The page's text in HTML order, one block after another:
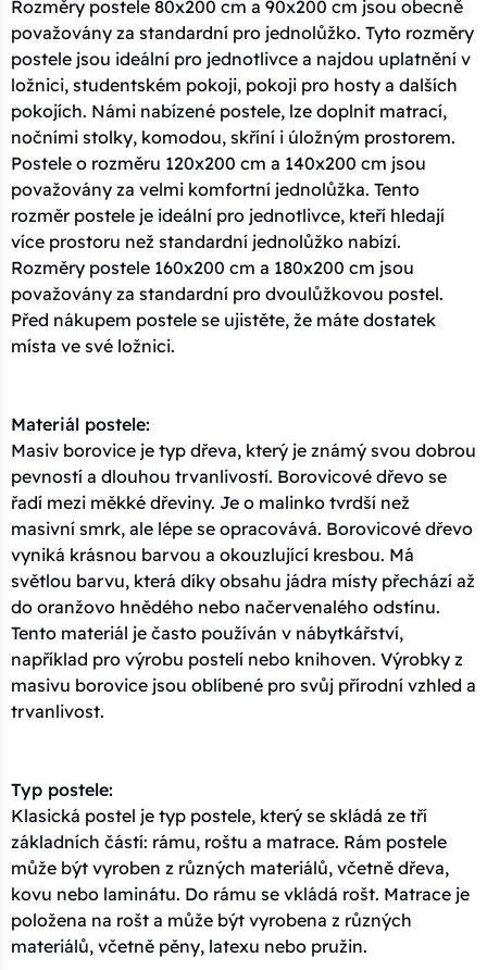
Rozměry postele 80x200 cm a 90x200 cm jsou obecně
považovány za standardní pro jednolůžko. Tyto rozměry
postele jsou ideální pro jednotlivce a najdou uplatnění v
ložnici, studentském pokoji, pokoji pro hosty a dalších
pokojích. Námi nabízené postele, lze doplnit matrací,
nočními stolky, komodou, skříní i úložným prostorem.
Postele o rozměru 120x200 cm a 140x200 cm jsou
považovány za velmi komfortní jednolůžka. Tento
rozměr postele je ideální pro jednotlivce, kteří hledají
více prostoru než standardní jednolůžko nabízí.
Rozměry postele 160x200 cm a 180x200 cm jsou
považovány za standardní pro dvoulůžkovou postel.
Před nákupem postele se ujistěte, že máte dostatek
místa ve své ložnici.
Materiál postele:
Masiv borovice je typ dřeva, který je známý svou dobrou
pevností a dlouhou trvanlivostí. Borovicové dřevo se
řadí mezi měkké dřeviny. Je o malinko tvrdší než
masivní smrk, ale lépe se opracovává. Borovicové dřevo
vyniká krásnou barvou a okouzlující kresbou. Má
světlou barvu, která díky obsahu jádra místy přechází až
do oranžovo hnědého nebo načervenalého odstínu.
Tento materiál je často používán v nábytkářství,
například pro výrobu postelí nebo knihoven. Výrobky z
masivu borovice jsou oblíbené pro svůj přírodní vzhled a
trvanlivost.
Typ postele:
Klasická postel je typ postele, který se skládá ze tří
základních částí: rámu, roštu a matrace. Rám postele
může být vyroben z různých materiálů, včetně dřeva,
kovu nebo laminátu. Do rámu se vkládá rošt. Matrace je
položena na rošt a může být vyrobena z různých
materiálů, včetně pěny, latexu nebo pružin.